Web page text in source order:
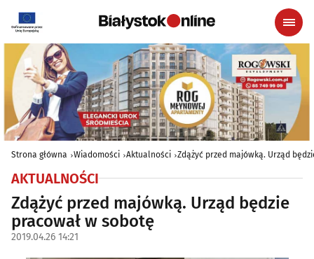
Strona główna Wiadomości Aktualności Zdążyć przed majówką. Urząd
AKTUALNOŚCI
Zdążyć przed majówką. Urząd będzie
pracował w sobotę
2019.04.26 14:21